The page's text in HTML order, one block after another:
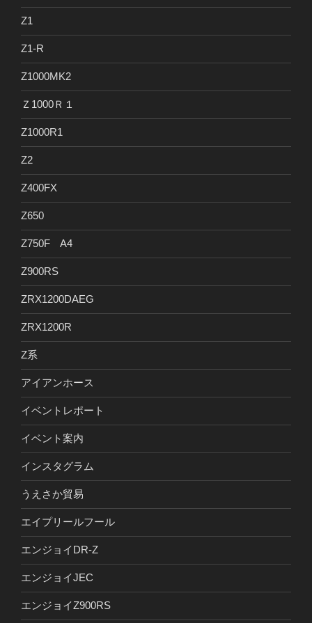
Z1
Z1-R
Z1000MK2
Ｚ1000Ｒ１
Z1000R1
Z2
Z400FX
Z650
Z750F A4
Z900RS
ZRX1200DAEG
ZRX1200R
Z系
アイアンホース
イベントレポート
イベント案内
インスタグラム
うえさか貿易
エイプリールフール
エンジョイDR-Z
エンジョイJEC
エンジョイZ900RS